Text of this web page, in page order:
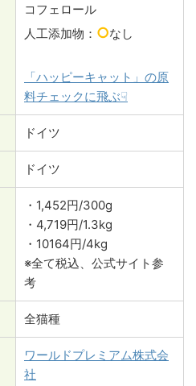
コフェロール
人工添加物： ○なし
「ハッピーキャット」の原
料チェックに飛ぶ☟
ドイツ
ドイツ
・1,452円/300g
・4,719円/1.3kg
・10164円/4kg
※全て税込、公式サイト参
考
全猫種
ワールドプレミアム株式会
社